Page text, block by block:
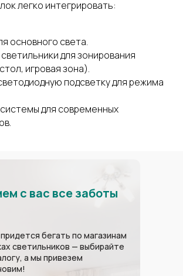
легко интегрировать:
основного света.
для зонирования
игровая зона).
подсветку для режима
для современных
с вас все заботы
бегать по магазинам
светильников — выбирайте
а мы привезем